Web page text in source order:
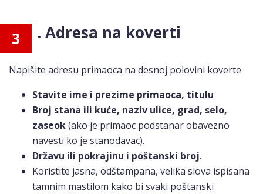
3 . Adresa na koverti
Napišite adresu primaoca na desnoj polovini koverte
Stavite ime i prezime primaoca, titulu
Broj stana ili kuće, naziv ulice, grad, selo,
zaseok(ako je primaoc podstanar obavezno
navesti ko je stanodavac).
Državu ili pokrajinu i poštanski broj.
Koristite jasna, odštampana, velika slova ispisana
tamnim mastilom kako bi svaki poštanski